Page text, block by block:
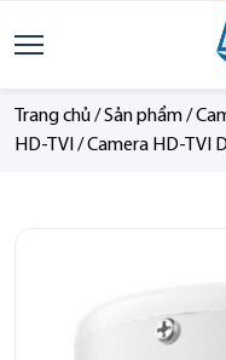
Trang chủ/Sản phẩm/
HD-TVI /Camera HD-TVI